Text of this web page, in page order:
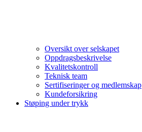
Oversikt over selskapet
Oppdragsbeskrivelse
Kvalitetskontroll
Teknisk team
Sertifiseringer og medlemskap
Kundeforsikring
Støping under trykk